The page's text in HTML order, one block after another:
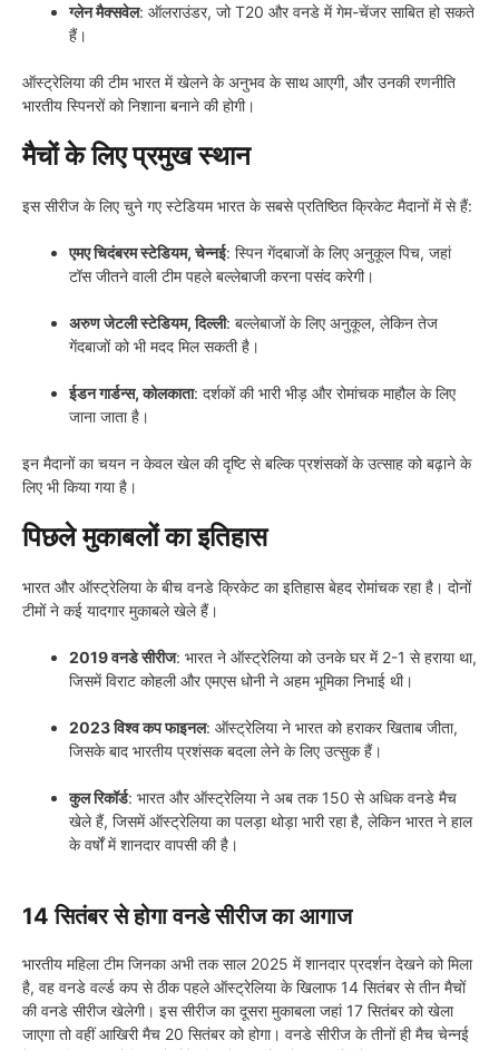
ग्लेन मैक्सवेल: ऑलराउंडर, जो T20 और वनडे में गेम-चेंजर साबित हो सकते
हैं।
ऑस्ट्रेलिया की टीम भारत में खेलने के अनुभव के साथ आएगी, और उनकी रणनीति
भारतीय स्पिनरों को निशाना बनाने की होगी।
मैचों के लिए प्रमुख स्थान
इस सीरीज के लिए चुने गए स्टेडियम भारत के सबसे प्रतिष्ठित क्रिकेट मैदानों में से हैं:
एमए चिदंबरम स्टेडियम, चेन्नई: स्पिन गेंदबाजों के लिए अनुकूल पिच, जहां
टॉस जीतने वाली टीम पहले बल्लेबाजी करना पसंद करेगी।
अरुण जेटली स्टेडियम, दिल्ली: बल्लेबाजों के लिए अनुकूल, लेकिन तेज
गेंदबाजों को भी मदद मिल सकती है।
ईडन गार्डन्स, कोलकाता: दर्शकों की भारी भीड़ और रोमांचक माहौल के लिए
जाना जाता है।
इन मैदानों का चयन न केवल खेल की दृष्टि से बल्कि प्रशंसकों के उत्साह को बढ़ाने के
लिए भी किया गया है।
पिछले मुकाबलों का इतिहास
भारत और ऑस्ट्रेलिया के बीच वनडे क्रिकेट का इतिहास बेहद रोमांचक रहा है। दोनों
टीमों ने कई यादगार मुकाबले खेले हैं।
2019 वनडे सीरीज: भारत ने ऑस्ट्रेलिया को उनके घर में 2-1 से हराया था,
जिसमें विराट कोहली और एमएस धोनी ने अहम भूमिका निभाई थी।
2023 विश्व कप फाइनल: ऑस्ट्रेलिया ने भारत को हराकर खिताब जीता,
जिसके बाद भारतीय प्रशंसक बदला लेने के लिए उत्सुक हैं।
कुल रिकॉर्ड: भारत और ऑस्ट्रेलिया ने अब तक 150 से अधिक वनडे मैच
खेले हैं, जिसमें ऑस्ट्रेलिया का पलड़ा थोड़ा भारी रहा है, लेकिन भारत ने हाल
के वर्षों में शानदार वापसी की है।
14 सितंबर से होगा वनडे सीरीज का आगाज
भारतीय महिला टीम जिनका अभी तक साल 2025 में शानदार प्रदर्शन देखने को मिला
है, वह वनडे वर्ल्ड कप से ठीक पहले ऑस्ट्रेलिया के खिलाफ 14 सितंबर से तीन मैचों
की वनडे सीरीज खेलेगी। इस सीरीज का दूसरा मुकाबला जहां 17 सितंबर को खेला
जाएगा तो वहीं आखिरी मैच 20 सितंबर को होगा। वनडे सीरीज के तीनों ही मैच चेन्नई